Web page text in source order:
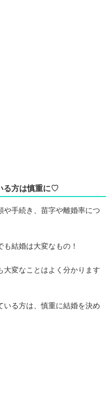
る方は慎重に♡
や手続き、苗字や離婚率につ
結婚は大変なもの！
大変なことはよく分かります
いる方は、慎重に結婚を決め